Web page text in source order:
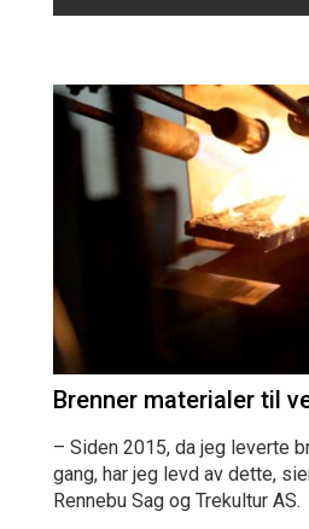
Brenner materialer til
– Siden 2015, da jeg leverte
gang, har jeg levd av dette,
Rennebu Sag og Trekultur AS.